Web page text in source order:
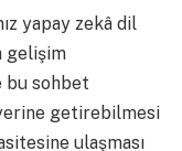
yapay zekâ dil
gelişim
bu sohbet
getirebilmesi
ulaşması